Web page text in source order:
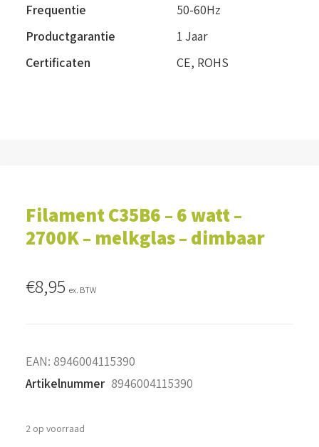
Frequentie
50-60Hz
Productgarantie
1 Jaar
Certificaten
CE, ROHS
Filament C35B6 – 6 watt –
2700K – melkglas – dimbaar
€8,95 ex. BTW
EAN: 8946004115390
Artikelnummer 8946004115390
2 op voorraad